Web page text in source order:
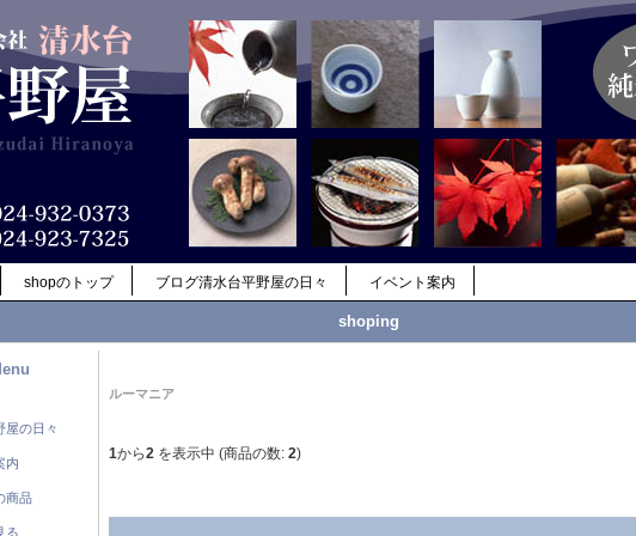
shopのトップ ブログ清水台平野屋の日々 イベント案内
shoping
屋の日々
内
商品
る
ルーマニア
1から2 を表示中 (商品の数: 2)